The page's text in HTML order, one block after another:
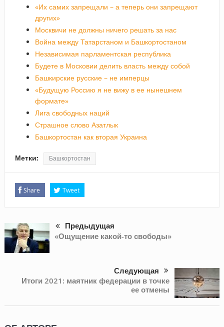
«Их самих запрещали – а теперь они запрещают
других»
Москвичи не должны ничего решать за нас
Война между Татарстаном и Башкортостаном
Независимая парламентская республика
Будете в Московии делить власть между собой
Башкирские русские – не имперцы
«Будущую Россию я не вижу в ее нынешнем
формате»
Лига свободных наций
Страшное слово Азатлык
Башкортостан как вторая Украина
Метки: Башкортостан
Share Tweet
Предыдущая
«Ощущение какой-то свободы»
Следующая
Итоги 2021: маятник федерации в точке
ее отмены